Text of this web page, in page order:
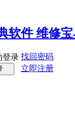
登录 找回密码
立即注册